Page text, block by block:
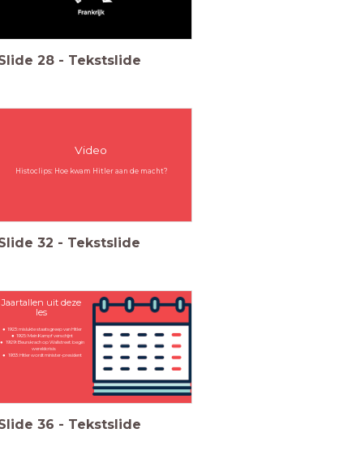
28 - Tekstslide
Video
Histoclips: Hoe kwam Hitler aan de macht?
32 - Tekstslide
Jaartallen uit deze
les
1923: mislukte staatsgreep van Hitler
1925: Mein Kampf verschijnt
1929: Beurskrach op Wallstreet: begin
wereldcrisis
1933: Hitler wordt minister-president
36 - Tekstslide